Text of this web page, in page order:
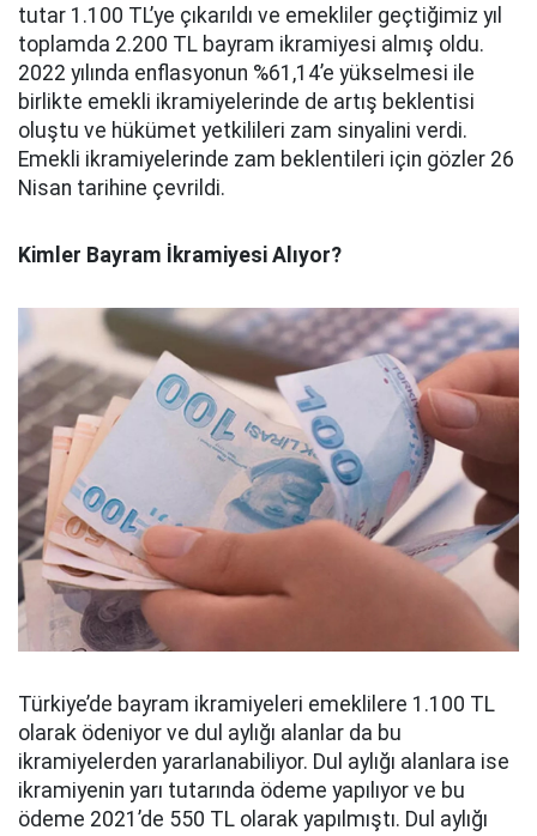
tutar 1.100 TL’ye çıkarıldı ve emekliler geçtiğimiz yıl
toplamda 2.200 TL bayram ikramiyesi almış oldu.
2022 yılında enflasyonun %61,14’e yükselmesi ile
birlikte emekli ikramiyelerinde de artış beklentisi
oluştu ve hükümet yetkilileri zam sinyalini verdi.
Emekli ikramiyelerinde zam beklentileri için gözler 26
Nisan tarihine çevrildi.
Kimler Bayram İkramiyesi Alıyor?
Türkiye’de bayram ikramiyeleri emeklilere 1.100 TL
olarak ödeniyor ve dul aylığı alanlar da bu
ikramiyelerden yararlanabiliyor. Dul aylığı alanlara ise
ikramiyenin yarı tutarında ödeme yapılıyor ve bu
ödeme 2021’de 550 TL olarak yapılmıştı. Dul aylığı